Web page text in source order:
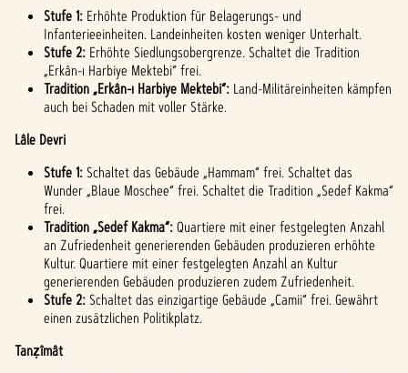
YouTu
be
und
der
Übert
ragun
Date
n an
die
Googl
e-
Serve
r zu.
Stufe 1: Erhöhte Produktion für Belagerungs- und
Infanterieeinheiten. Landeinheiten kosten weniger Unterhalt.
Stufe 2: Erhöhte Siedlungsobergrenze. Schaltet die Tradition
„Erkân-ı Harbiye Mektebi“ frei.
Tradition „Erkân-ı Harbiye Mektebi“: Land-Militäreinheiten kämpfen
auch bei Schaden mit voller Stärke.
Lâle Devri
Stufe 1: Schaltet das Gebäude „Hammam“ frei. Schaltet das
Wunder „Blaue Moschee“ frei. Schaltet die Tradition „Sedef Kakma“
frei.
Tradition „Sedef Kakma“:Quartiere mit einer festgelegten Anzahl
an Zufriedenheit generierenden Gebäuden produzieren erhöhte
Kultur. Quartiere mit einer festgelegten Anzahl an Kultur
generierenden Gebäuden produzieren zudem Zufriedenheit.
Stufe 2: Schaltet das einzigartige Gebäude „Camii“ frei. Gewährt
einen zusätzlichen Politikplatz.
Tanẓîmât